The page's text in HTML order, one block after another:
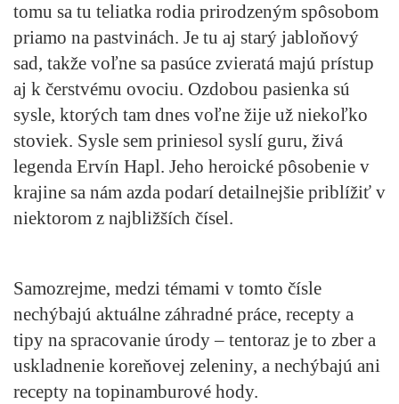
tomu sa tu teliatka rodia prirodzeným spôsobom
priamo na pastvinách. Je tu aj starý jabloňový
sad, takže voľne sa pasúce zvieratá majú prístup
aj k čerstvému ovociu. Ozdobou pasienka sú
sysle, ktorých tam dnes voľne žije už niekoľko
stoviek. Sysle sem priniesol syslí guru, živá
legenda Ervín Hapl. Jeho heroické pôsobenie v
krajine sa nám azda podarí detailnejšie priblížiť v
niektorom z najbližších čísel.
Samozrejme, medzi témami v tomto čísle
nechýbajú aktuálne záhradné práce, recepty a
tipy na spracovanie úrody – tentoraz je to zber a
uskladnenie koreňovej zeleniny, a nechýbajú ani
recepty na topinamburové hody.